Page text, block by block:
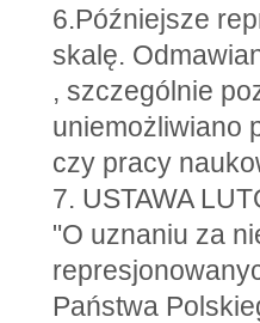
6.Późniejsze
skalę.
, szczególnie
uniemożliwiano
czy pracy
7. USTAWA
"O uznaniu za
Państwa